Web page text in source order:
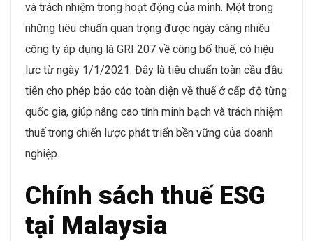
và trách nhiệm trong hoạt động của mình. Một trong
những tiêu chuẩn quan trọng được ngày càng nhiều
công ty áp dụng là GRI 207 về công bố thuế, có hiệu
lực từ ngày 1/1/2021. Đây là tiêu chuẩn toàn cầu đầu
tiên cho phép báo cáo toàn diện về thuế ở cấp độ từng
quốc gia, giúp nâng cao tính minh bạch và trách nhiệm
thuế trong chiến lược phát triển bền vững của doanh
nghiệp.
Chính sách thuế ESG
tại Malaysia